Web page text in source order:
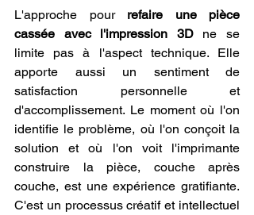
L'approche pour refaire une pièce
cassée avec l'impression 3D ne se
limite pas à l'aspect technique. Elle
apporte aussi un sentiment de
satisfaction personnelle et
d'accomplissement. Le moment où l'on
identifie le problème, où l'on conçoit la
solution et où l'on voit l'imprimante
construire la pièce, couche après
couche, est une expérience gratifiante.
C'est un processus créatif et intellectuel